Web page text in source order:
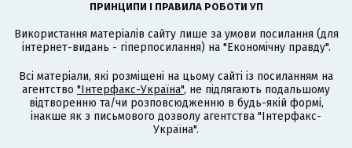
ПРИНЦИПИ І ПРАВИЛА РОБОТИ УП
Використання матеріалів сайту лише за умови посилання (для
інтернет-видань - гіперпосилання) на "Економічну правду".
Всі матеріали, які розміщені на цьому сайті із посиланням на
агентство "Інтерфакс-Україна", не підлягають подальшому
відтворенню та/чи розповсюдженню в будь-якій формі,
інакше як з письмового дозволу агентства "Інтерфакс-
Україна".